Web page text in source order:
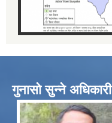
गुनासो सुन्ने अधिकारी